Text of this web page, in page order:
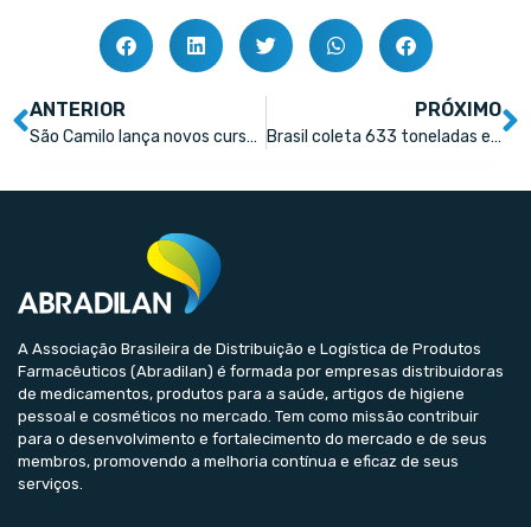
ANTERIOR
São Camilo lança novos cursos de EAD para farmacêuticos
PRÓXIMO
Brasil coleta 633 toneladas em logística reversa de medicamentos
A Associação Brasileira de Distribuição e Logística de Produtos
Farmacêuticos (Abradilan) é formada por empresas distribuidoras
de medicamentos, produtos para a saúde, artigos de higiene
pessoal e cosméticos no mercado. Tem como missão contribuir
para o desenvolvimento e fortalecimento do mercado e de seus
membros, promovendo a melhoria contínua e eficaz de seus
serviços.